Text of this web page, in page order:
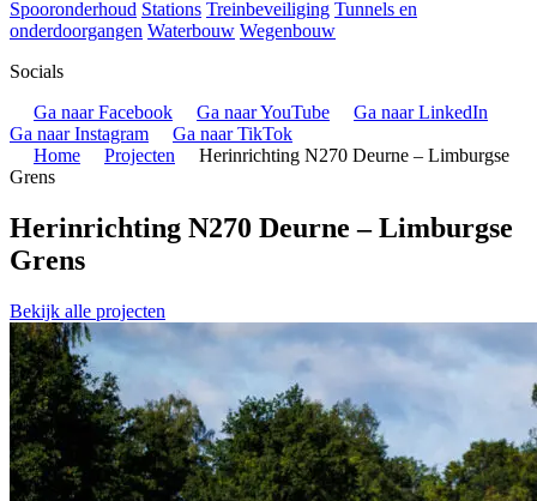
Spooronderhoud Stations Treinbeveiliging Tunnels en
onderdoorgangen Waterbouw Wegenbouw
Socials
Ga naar Facebook
Ga naar YouTube
Ga naar LinkedIn
Ga naar Instagram
Ga naar TikTok
Home
Projecten
Herinrichting N270 Deurne – Limburgse
Grens
Herinrichting N270 Deurne – Limburgse
Grens
Bekijk alle projecten